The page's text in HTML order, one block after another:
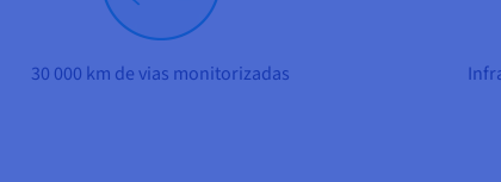
30 000 km de vias monitorizadas